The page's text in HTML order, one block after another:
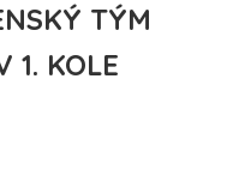
TÝM
1. KOLE